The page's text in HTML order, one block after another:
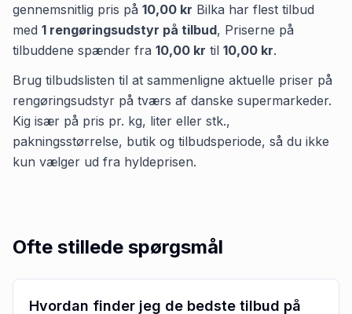
gennemsnitlig pris på 10,00 kr Bilka har flest tilbud
med 1 rengøringsudstyr på tilbud, Priserne på
tilbuddene spænder fra 10,00 kr til 10,00 kr.
Brug tilbudslisten til at sammenligne aktuelle priser på
rengøringsudstyr på tværs af danske supermarkeder.
Kig især på pris pr. kg, liter eller stk.,
pakningsstørrelse, butik og tilbudsperiode, så du ikke
kun vælger ud fra hyldeprisen.
Ofte stillede spørgsmål
Hvordan finder jeg de bedste tilbud på